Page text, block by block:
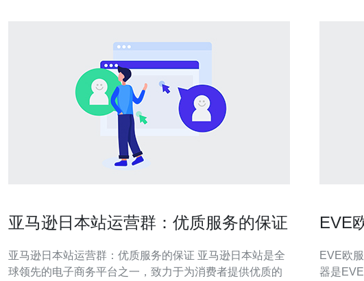
亚马逊日本站运营群：优质服务的保证
亚马逊日本站运营群：优质服务的保证 亚马逊日本站是全
球领先的电子商务平台之一，致力于为消费者提供优质的
EVE
EVE欧服
器是